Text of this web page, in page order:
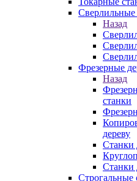
Сверлильные
Назад
Фрезерные
Назад
станки
дереву
Станки
Станки
Строгальные